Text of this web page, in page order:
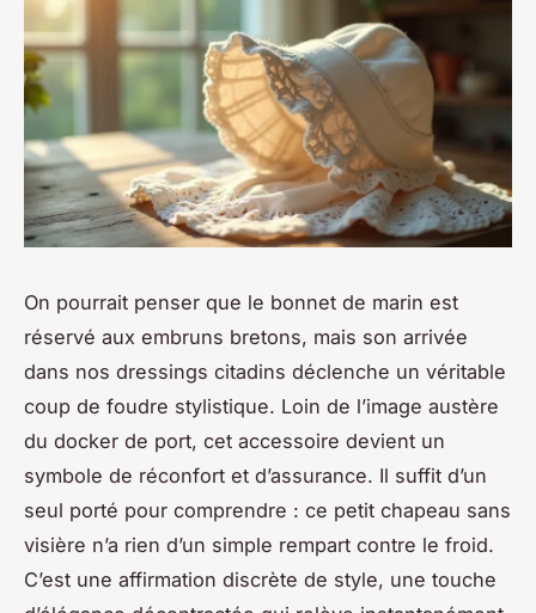
On pourrait penser que le bonnet de marin est
réservé aux embruns bretons, mais son arrivée
dans nos dressings citadins déclenche un véritable
coup de foudre stylistique. Loin de l’image austère
du docker de port, cet accessoire devient un
symbole de réconfort et d’assurance. Il suffit d’un
seul porté pour comprendre : ce petit chapeau sans
visière n’a rien d’un simple rempart contre le froid.
C’est une affirmation discrète de style, une touche